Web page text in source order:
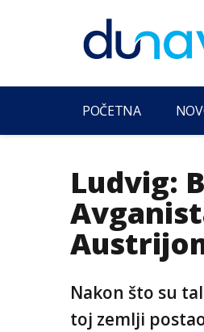
POČETNA
Ludvig:
Nakon što su
toj zemlji